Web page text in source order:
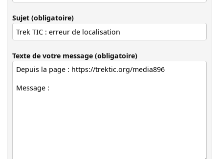
Sujet (obligatoire)
Texte de votre message (obligatoire)